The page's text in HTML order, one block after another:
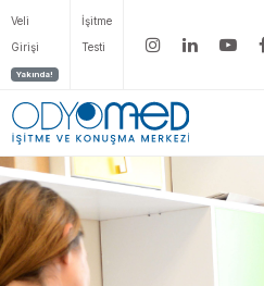
Veli
Girişi
Yakında!
İşitme
Testi